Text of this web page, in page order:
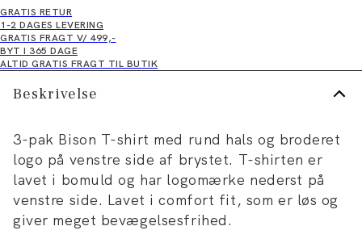
GRATIS RETUR
1-2 DAGES LEVERING
GRATIS FRAGT V/ 499,-
BYT I 365 DAGE
ALTID GRATIS FRAGT TIL BUTIK
Beskrivelse
3-pak Bison T-shirt med rund hals og broderet
logo på venstre side af brystet. T-shirten er
lavet i bomuld og har logomærke nederst på
venstre side. Lavet i comfort fit, som er løs og
giver meget bevægelsesfrihed.